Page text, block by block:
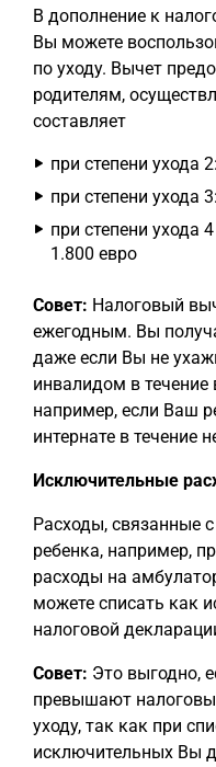
В дополнение к
Вы можете
по уходу. Вычет
родителям,
составляет
при степени ухода
при степени ухода
при степени ухода
1.800 евро
Совет: Налоговый
ежегодным. Вы
даже если Вы не
инвалидом в
например, если Ваш
интернате в течение
Исключительные
Расходы, связанные
ребенка, например,
расходы на
можете списать как
налоговой
Совет: Это выгодно,
превышают
уходу, так как при
исключительных Вы